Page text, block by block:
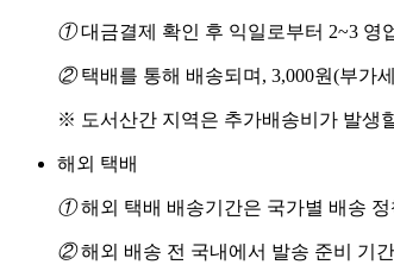
①대금결제 확인 후 익일로부터 2~3 영
②택배를 통해 배송되며, 3,000원(부가
※ 도서산간 지역은 추가배송비가 발생
해외 택배
①해외 택배 배송기간은 국가별 배송
②해외 배송 전 국내에서 발송 준비 기